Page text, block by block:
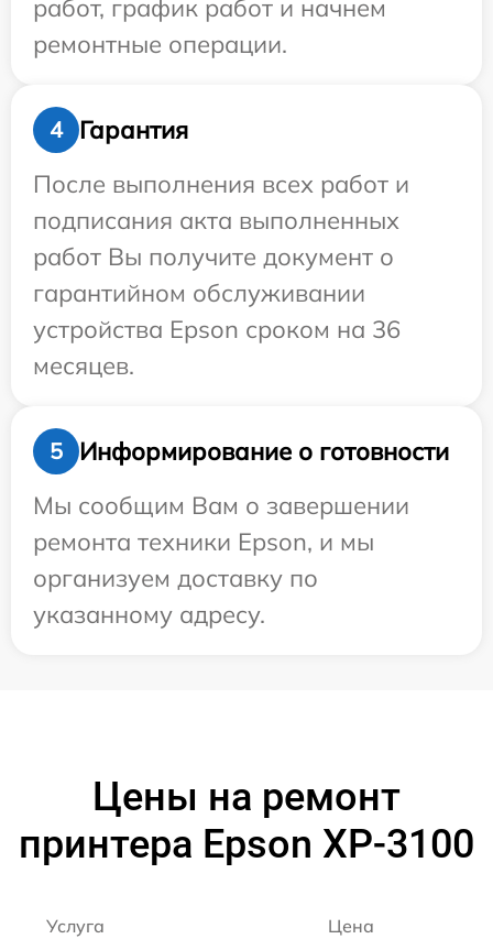
работ, график работ и начнем
ремонтные операции.
4
Гарантия
После выполнения всех работ и
подписания акта выполненных
работ Вы получите документ о
гарантийном обслуживании
устройства Epson сроком на 36
месяцев.
5
Информирование о готовности
Мы сообщим Вам о завершении
ремонта техники Epson, и мы
организуем доставку по
указанному адресу.
Цены на ремонт
принтера Epson XP-3100
Услуга Цена